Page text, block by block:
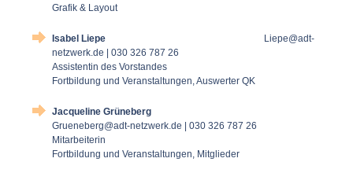
Grafik & Layout
Isabel Liepe
Liepe@adt-
netzwerk.de | 030 326 787 26
Assistentin des Vorstandes
Fortbildung und Veranstaltungen, Auswerter QK
Jacqueline Grüneberg
Grueneberg@adt-netzwerk.de | 030 326 787 26
Mitarbeiterin
Fortbildung und Veranstaltungen, Mitglieder